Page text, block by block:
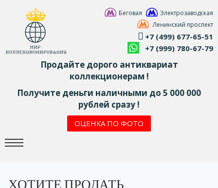
Беговая
Электрозаводская
Ленинский проспект
+7 (499) 677-65-51
+7 (999) 780-67-79
Продайте дорого антиквариат
коллекционерам !
Получите деньги наличными до 5 000 000
рублей сразу !
ОЦЕНКА ПО ФОТО
ХОТИТЕ ПРОДАТЬ